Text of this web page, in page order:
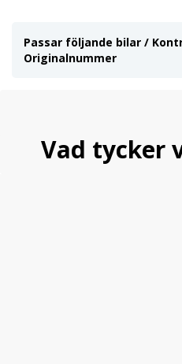
Passar följande bilar /
Originalnummer
Vad tycker